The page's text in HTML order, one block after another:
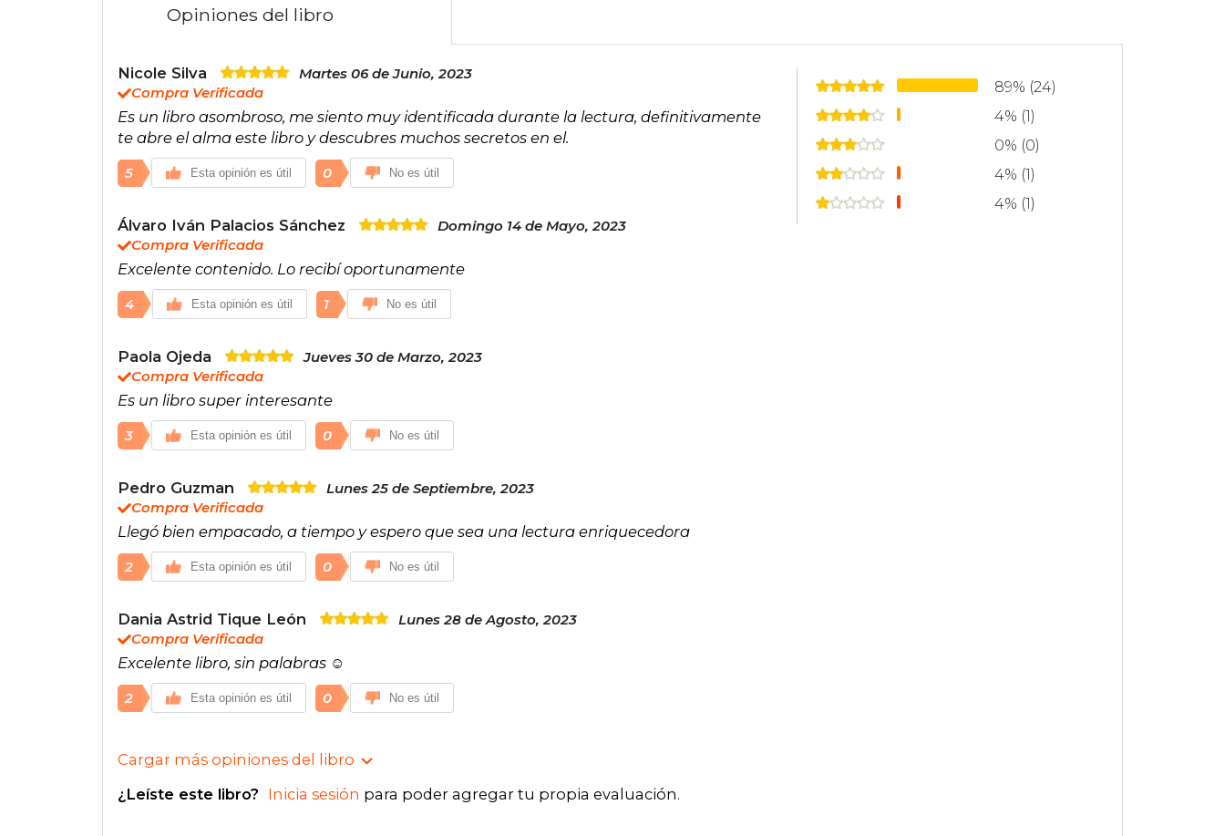
angelical, numerología, cristaloterapia, péndulo universal, comunicación
reiki. Cuenta con más de dos millones de seguidores en sus redes sociales. En
2023 publicó Los archivos secretos del alma y, en 2024, Si lo quieres,
manifiéstalo.
Opiniones del libro
Nicole Silva
Martes 06 de Junio, 2023
Compra Verificada
Es un libro asombroso, me siento muy identificada durante la lectura, definitivamente
te abre el alma este libro y descubres muchos secretos en el.
5 Esta opinión es útil 0 No es útil
Álvaro Iván Palacios Sánchez
Domingo 14 de Mayo, 2023
Compra Verificada
Excelente contenido. Lo recibí oportunamente
4 Esta opinión es útil 1 No es útil
Paola Ojeda
Jueves 30 de Marzo, 2023
Compra Verificada
Es un libro super interesante
3 Esta opinión es útil 0 No es útil
Pedro Guzman
Lunes 25 de Septiembre, 2023
Compra Verificada
Llegó bien empacado, a tiempo y espero que sea una lectura enriquecedora
2 Esta opinión es útil 0 No es útil
Dania Astrid Tique León
Lunes 28 de Agosto, 2023
Compra Verificada
Excelente libro, sin palabras ☺️
2 Esta opinión es útil 0 No es útil
Cargar más opiniones del libro
¿Leíste este libro? Inicia sesión para poder agregar tu propia evaluación.
89% (24)
4% (1)
0% (0)
4% (1)
4% (1)